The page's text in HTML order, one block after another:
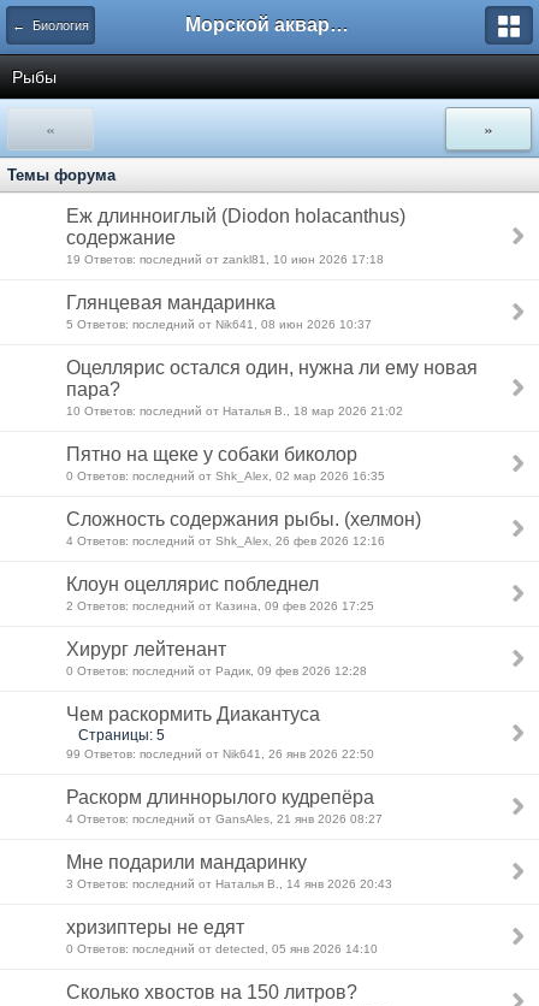
← Биология Морской аквариум. Форумы ReefCentral.ru
Рыбы
« »
Темы форума
Еж длинноиглый (Diodon holacanthus)
содержание
19 Ответов: последний от zankl81, 10 июн 2026 17:18
Глянцевая мандаринка
5 Ответов: последний от Nik641, 08 июн 2026 10:37
Оцеллярис остался один, нужна ли ему новая
пара?
10 Ответов: последний от Наталья В., 18 мар 2026 21:02
Пятно на щеке у собаки биколор
0 Ответов: последний от Shk_Alex, 02 мар 2026 16:35
Сложность содержания рыбы. (хелмон)
4 Ответов: последний от Shk_Alex, 26 фев 2026 12:16
Клоун оцеллярис побледнел
2 Ответов: последний от Казина, 09 фев 2026 17:25
Хирург лейтенант
0 Ответов: последний от Радик, 09 фев 2026 12:28
Чем раскормить Диакантуса
Страницы: 5
99 Ответов: последний от Nik641, 26 янв 2026 22:50
Раскорм длиннорылого кудрепёра
4 Ответов: последний от GansAles, 21 янв 2026 08:27
Мне подарили мандаринку
3 Ответов: последний от Наталья В., 14 янв 2026 20:43
хризиптеры не едят
0 Ответов: последний от detected, 05 янв 2026 14:10
Сколько хвостов на 150 литров?